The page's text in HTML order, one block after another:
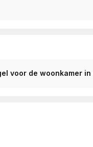
voor de woonkamer